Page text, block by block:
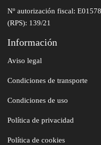
Nº autorización fiscal:
(RPS): 139/21
Información
Aviso legal
Condiciones de transporte
Condiciones de uso
Política de privacidad
Política de cookies